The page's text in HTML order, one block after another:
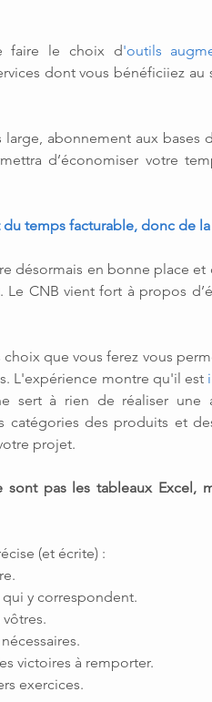
faire le choix d'outils
dont vous bénéficiiez au
abonnement aux bases
d’économiser votre
temps facturable, donc de
désormais en bonne place et
CNB vient fort à propos
que vous ferez vous
L'expérience montre qu'il est
sert à rien de réaliser une
des produits et
projet.
pas les tableaux Excel,
(et écrite) :
qui y correspondent.
victoires à remporter.
exercices.